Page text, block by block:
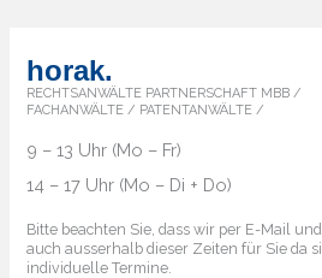
horak.
RECHTSANWÄLTE PARTNERSCHAFT MBB /
FACHANWÄLTE / PATENTANWÄLTE /
9 – 13 Uhr (Mo – Fr)
14 – 17 Uhr (Mo – Di + Do)
Bitte beachten Sie, dass wir per E-Mail
auch ausserhalb dieser Zeiten für Sie da
individuelle Termine.